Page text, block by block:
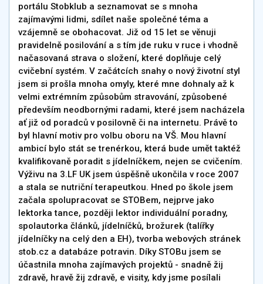
portálu Stobklub a seznamovat se s mnoha
zajímavými lidmi, sdílet naše společné téma a
vzájemně se obohacovat. Již od 15 let se věnuji
pravidelně posilování a s tím jde ruku v ruce i vhodně
načasovaná strava o složení, které doplňuje celý
cvičební systém. V začátcích snahy o nový životní styl
jsem si prošla mnoha omyly, které mne dohnaly až k
velmi extrémním způsobům stravování, způsobené
především neodbornými radami, které jsem nacházela
ať již od poradců v posilovně či na internetu. Právě to
byl hlavní motiv pro volbu oboru na VŠ. Mou hlavní
ambicí bylo stát se trenérkou, která bude umět taktéž
kvalifikovaně poradit s jídelníčkem, nejen se cvičením.
Výživu na 3.LF UK jsem úspěšně ukončila v roce 2007
a stala se nutriční terapeutkou. Hned po škole jsem
začala spolupracovat se STOBem, nejprve jako
lektorka tance, později lektor individuální poradny,
spolautorka článků, jídelníčků, brožurek (talířky
jídelníčky na celý den a EH), tvorba webových stránek
stob.cz a databáze potravin. Díky STOBu jsem se
účastnila mnoha zajímavých projektů - snadně žij
zdravě, hravě žij zdravě, e visity, kdy jsme posílali